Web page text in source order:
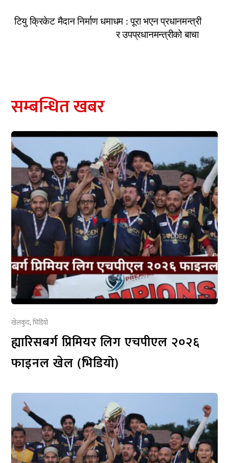
टियु क्रिकेट मैदान निर्माण धमाधम : पूरा भएन प्रधानमन्त्री
र उपप्रधानमन्त्रीको बाचा
सम्बन्धित खबर
खेलकुद,भिडियो
ह्यारिसबर्ग प्रिमियर लिग एचपीएल २०२६
फाइनल खेल (भिडियो)